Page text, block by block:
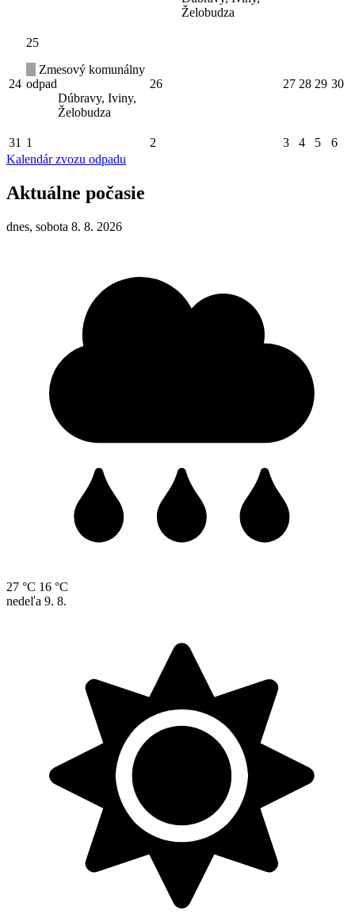
Želobudza
24
25
Zmesový komunálny
odpad
Dúbravy, Iviny,
Želobudza
26 27 28 29 30
31 1 2 3 4 5
6
Kalendár zvozu odpadu
Aktuálne počasie
dnes, sobota 8. 8. 2026
27 °C 16 °C
nedeľa 9. 8.